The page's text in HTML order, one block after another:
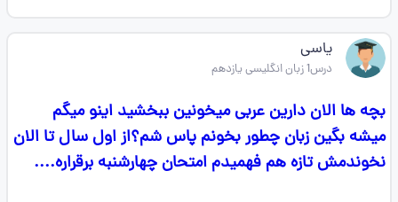
یاسی
درس1 زبان انگلیسی یازدهم
بچه ها الان دارین عربی میخونین ببخشید اینو میگم
میشه بگین زبان چطور بخونم پاس شم؟از اول سال تا الان
نخوندمش تازه هم فهمیدم امتحان چهارشنبه برقراره....